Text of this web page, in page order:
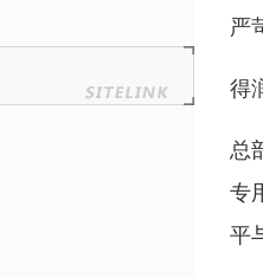
严
得
总
专
平